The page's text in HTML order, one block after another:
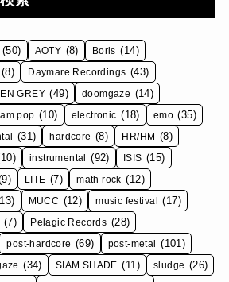
(50) AOTY (8) Boris (14)
(8) Daymare Recordings (43)
GREY (49) doomgaze (14)
pop (10) electronic (18) emo (35)
(31) hardcore (8) HR/HM (8)
instrumental (92) ISIS (15)
LITE (7) math rock (12)
MUCC (12) music festival (17)
(7) Pelagic Records (28)
post-hardcore (69) post-metal (101)
(34) SIAM SHADE (11) sludge (26)